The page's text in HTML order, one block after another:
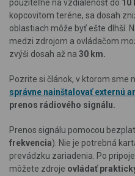
použiteľné na vzdialenosť do 10
kopcovitom teréne, sa dosah
oblastiach môže byť ešte dlhší.
medzi zdrojom a ovládačom
zvýši dosah až na 30 km.
Pozrite si článok, v ktorom sme
správne nainštalovať externú
prenos rádiového signálu.
Prenos signálu pomocou
frekvencia). Nie je potrebná
prevádzku zariadenia. Po
môžete zdroje ovládať